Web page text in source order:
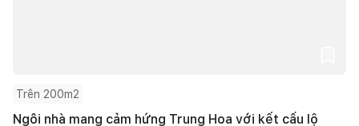
Trên 200m2
Ngôi nhà mang cảm hứng Trung Hoa với kết cấu lộ